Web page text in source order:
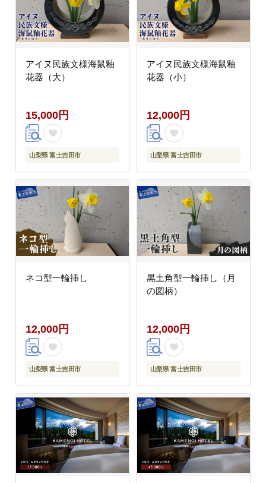
アイヌ民族文様海鼠釉
花器（大）
15,000円
山梨県 富士吉田市
アイヌ民族文様海鼠釉
花器（小）
12,000円
山梨県 富士吉田市
ネコ型一輪挿し
12,000円
山梨県 富士吉田市
黒土角型一輪挿し（月
の図柄）
12,000円
山梨県 富士吉田市